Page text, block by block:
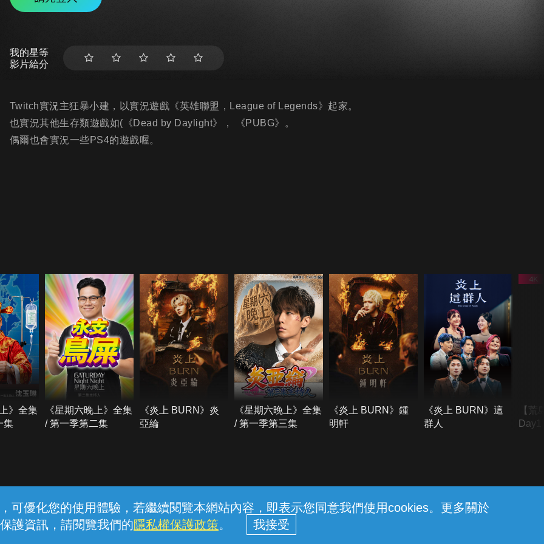
可優化您的使用體驗，若繼續閱覽本網站內容，即表示您同意我們使用cookies。更多關於
護資訊，請閱覽我們的隱私權保護政策。
我的星等
影片給分
Twitch實況主狂暴小建，以實況遊戲《英雄聯盟，League of Legends》起家。
也實況其他生存類遊戲如(《Dead by Daylight》， 《PUBG》。
偶爾也會實況一些PS4的遊戲喔。
》全集
集
《星期六晚上》全集
/ 第一季第二集
《炎上 BURN》炎
亞綸
《星期六晚上》全集
/ 第一季第三集
《炎上 BURN》鍾
明軒
《炎上 BURN》這
群人
【荒
線上客服 服務條款 隱私權保護
中華電信股份有限公司個人家庭分公司 (統一編號：96979949) © 2026